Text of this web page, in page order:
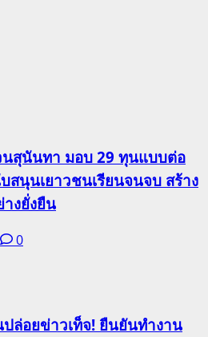
สุนันทา มอบ 29 ทุนแบบต่อ
สนุนเยาวชนเรียนจนจบ สร้าง
งยั่งยืน
0
ล่อยข่าวเท็จ! ยืนยันทำงาน